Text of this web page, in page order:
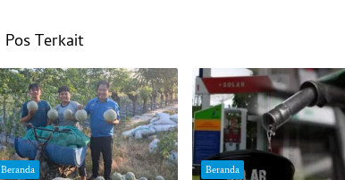
Pos Terkait
Beranda Beranda